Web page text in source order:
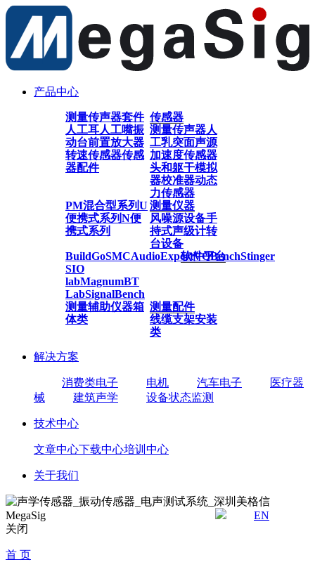
产品中心
传感器
测量传声器套件
人工耳人工嘴振
动台前置放大器
转速传感器传感
器配件
测量传声器人
工乳突面声源
加速度传感器
头和躯干模拟
器校准器动态
力传感器
测量仪器
PM混合型系列U
便携式系列N便
携式系列
风噪源设备手
持式声级计转
台设备
软件平台
BuildGoSMCAudioExpertVQBenchStinger
SIO
labMagnumBT
LabSignalBench
测量配件
测量辅助仪器箱
体类
线缆支架安装
类
解决方案
消费类电子 电机 汽车电子
医疗器
械
建筑声学 设备状态监测
技术中心
文章中心下载中心培训中心
关于我们
EN
关闭
首 页